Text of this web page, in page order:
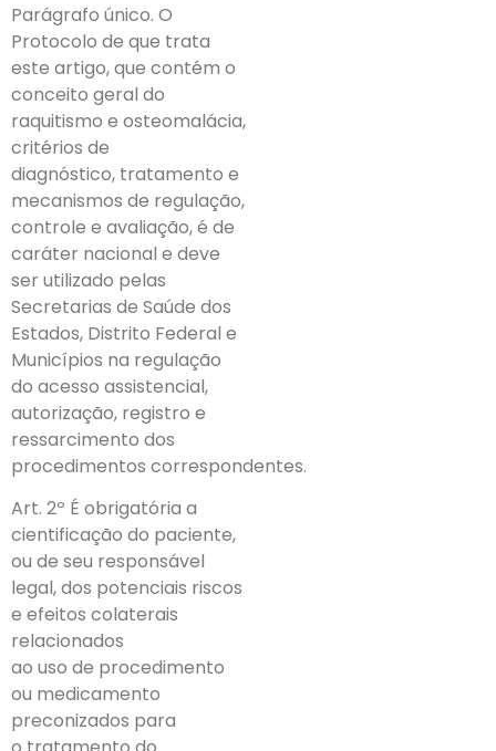
Parágrafo único. O
Protocolo de que trata
este artigo, que contém o
conceito geral do
raquitismo e osteomalácia,
critérios de
diagnóstico, tratamento e
mecanismos de regulação,
controle e avaliação, é de
caráter nacional e deve
ser utilizado pelas
Secretarias de Saúde dos
Estados, Distrito Federal e
Municípios na regulação
do acesso assistencial,
autorização, registro e
ressarcimento dos
procedimentos correspondentes.
Art. 2º É obrigatória a
cientificação do paciente,
ou de seu responsável
legal, dos potenciais riscos
e efeitos colaterais
relacionados
ao uso de procedimento
ou medicamento
preconizados para